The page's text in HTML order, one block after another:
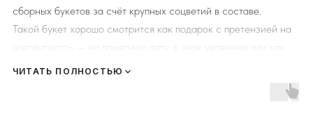
сборных букетов за счёт крупных соцветий в составе.
Такой букет хорошо смотрится как подарок с претензией на
элегантность — на памятную дату, в знак уважения или как
заметный, но не кричащий жест внимания. Для случая, где
ЧИТАТЬ ПОЛНОСТЬЮ